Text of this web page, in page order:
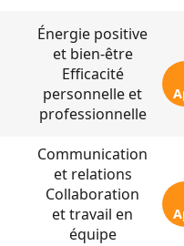
Énergie positive
et bien-être
Efficacité
personnelle et
professionnelle
Communication
et relations
Collaboration
et travail en
équipe